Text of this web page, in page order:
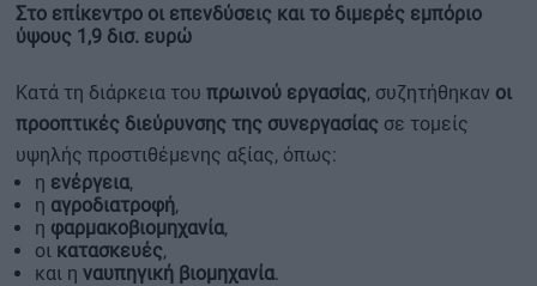
Στο επίκεντρο οι επενδύσεις και το διμερές εμπόριο
ύψους 1,9 δισ. ευρώ
Κατά τη διάρκεια του πρωινού εργασίας, συζητήθηκαν οι
προοπτικές διεύρυνσης της συνεργασίας σε τομείς
υψηλής προστιθέμενης αξίας, όπως:
η ενέργεια,
η αγροδιατροφή,
η φαρμακοβιομηχανία,
οι κατασκευές,
και η ναυπηγική βιομηχανία.